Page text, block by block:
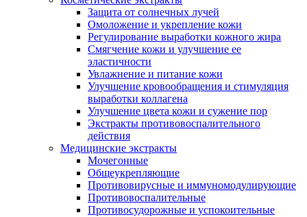
Защита от солнечных лучей
Омоложение и укрепление кожи
Регулирование выработки кожного жира
Смягчение кожи и улучшение ее
эластичности
Увлажнение и питание кожи
Улучшение кровообращения и стимуляция
выработки коллагена
Улучшение цвета кожи и сужение пор
Экстракты противовоспалительного
действия
Медицинские экстракты
Мочегонные
Общеукрепляющие
Противовирусные и иммуномодулирующие
Противовоспалительные
Противосудорожные и успокоительные